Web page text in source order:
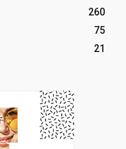
260
75
21